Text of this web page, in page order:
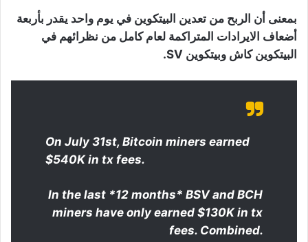
بمعنى أن الربح من تعدين البيتكوين في يوم واحد يقدر بأربعة
أضعاف الايرادات المتراكمة لعام كامل من نظرائهم في
البيتكوين كاش وبيتكوين SV.
On July 31st, Bitcoin miners earned
$540K in tx fees.
In the last *12 months* BSV and BCH
miners have only earned $130K in tx
fees. Combined.